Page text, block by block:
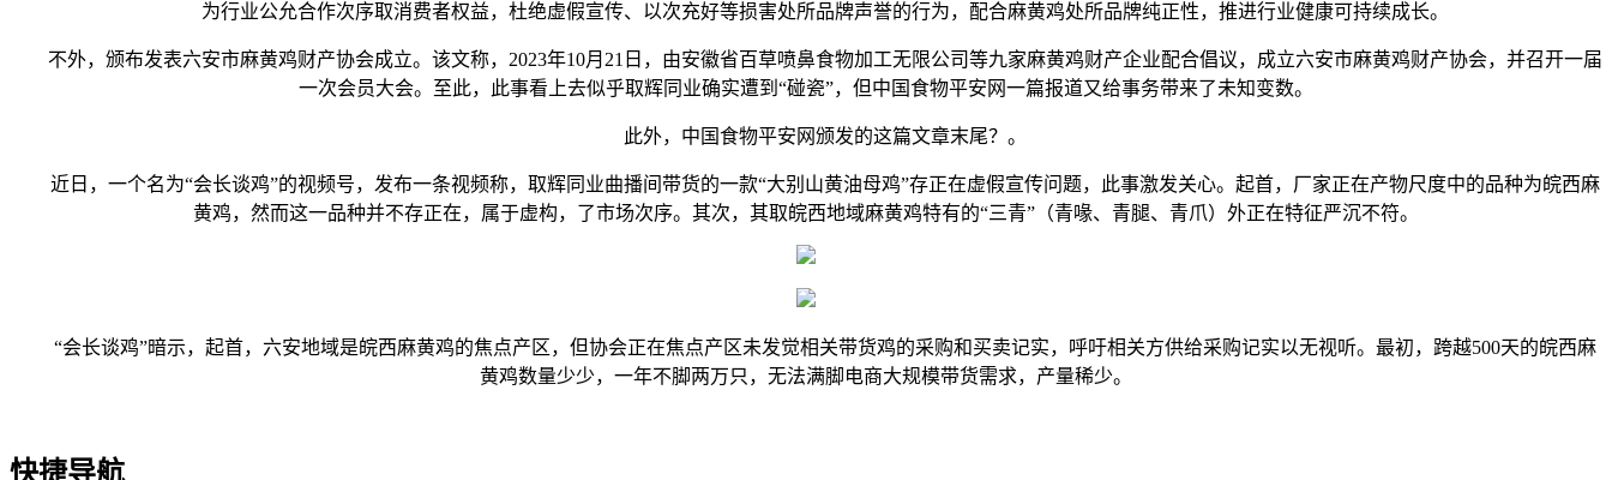
为行业公允合作次序取消费者权益，杜绝虚假宣传、以次充好等损害处所品牌声誉的行为，配合麻黄鸡处所品牌纯正性，推进行业健康可持续成长。
不外，颁布发表六安市麻黄鸡财产协会成立。该文称，2023年10月21日，由安徽省百草喷鼻食物加工无限公司等九家麻黄鸡财产企业配合倡议，成立六安市麻黄鸡财产协会，并召开一届
一次会员大会。至此，此事看上去似乎取辉同业确实遭到“碰瓷”，但中国食物平安网一篇报道又给事务带来了未知变数。
此外，中国食物平安网颁发的这篇文章末尾？。
近日，一个名为“会长谈鸡”的视频号，发布一条视频称，取辉同业曲播间带货的一款“大别山黄油母鸡”存正在虚假宣传问题，此事激发关心。起首，厂家正在产物尺度中的品种为皖西麻
黄鸡，然而这一品种并不存正在，属于虚构，了市场次序。其次，其取皖西地域麻黄鸡特有的“三青”（青喙、青腿、青爪）外正在特征严沉不符。
“会长谈鸡”暗示，起首，六安地域是皖西麻黄鸡的焦点产区，但协会正在焦点产区未发觉相关带货鸡的采购和买卖记实，呼吁相关方供给采购记实以无视听。最初，跨越500天的皖西麻
黄鸡数量少少，一年不脚两万只，无法满脚电商大规模带货需求，产量稀少。
快捷导航